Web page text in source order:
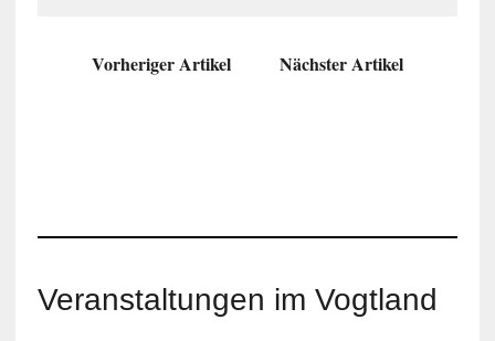
Vorheriger Artikel Nächster Artikel
Veranstaltungen im Vogtland